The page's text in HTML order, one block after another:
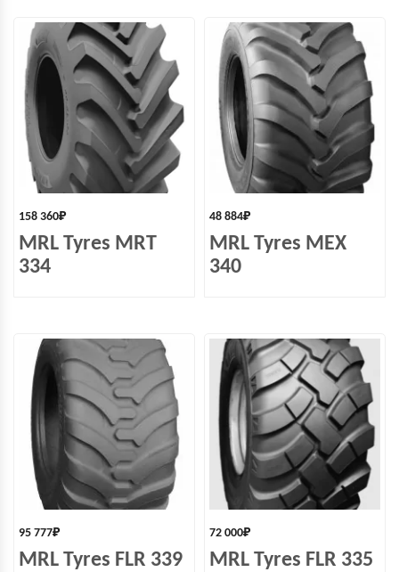
158 360₽
MRL Tyres MRT
334
48 884₽
MRL Tyres MEX
340
95 777₽
MRL Tyres FLR 339
72 000₽
MRL Tyres FLR 335